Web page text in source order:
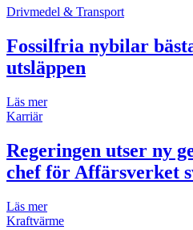
Drivmedel & Transport
Fossilfria nybilar
utsläppen
Läs mer
Karriär
Regeringen utser ny
chef för Affärsverket
Läs mer
Kraftvärme